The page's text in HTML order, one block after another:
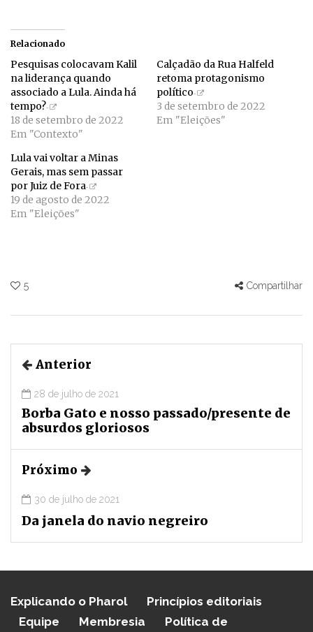
Relacionado
Pesquisas colocavam Kalil
na liderança quando
associado a Lula. Ainda há
tempo?
18 de setembro de 2022
Em "Contexto"
Calçadão da Rua Halfeld
retoma protagonismo
político
3 de setembro de 2022
Em "Eleições"
Lula vai voltar a Minas
Gerais, mas sem passar
por Juiz de Fora
19 de agosto de 2022
Em "Eleições"
5 Compartilhar
Anterior
28 de julho de 2021
Borba Gato e nosso passado/presente de
absurdos gloriosos
Próximo
30 de julho de 2021
Da janela do navio negreiro
Explicando o Pharol
Princípios editoriais
Equipe
Membresia Política de